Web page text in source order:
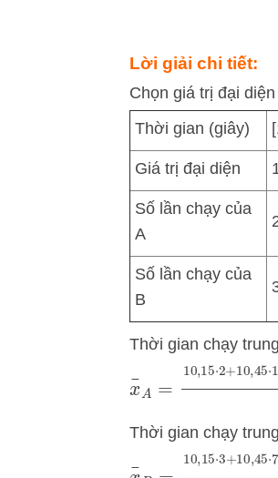
Lời giải chi tiết:
Chọn giá trị đại
Thời gian (giây)
Giá trị đại diện
Số lần chạy của
A
Số lần chạy của
B
Thời gian chạy
x 10,15⋅2+10
Thời gian chạy
x 10,15⋅3+10